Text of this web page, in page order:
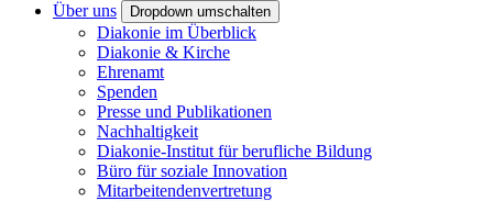
Über uns
Dropdown umschalten
Diakonie im Überblick
Diakonie & Kirche
Ehrenamt
Spenden
Presse und Publikationen
Nachhaltigkeit
Diakonie-Institut für berufliche Bildung
Büro für soziale Innovation
Mitarbeitendenvertretung